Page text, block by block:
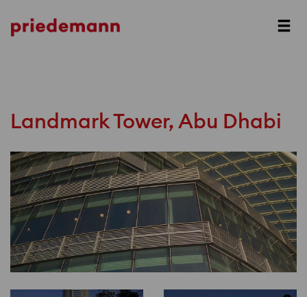
Prev
Landmark Tower, Abu Dhabi